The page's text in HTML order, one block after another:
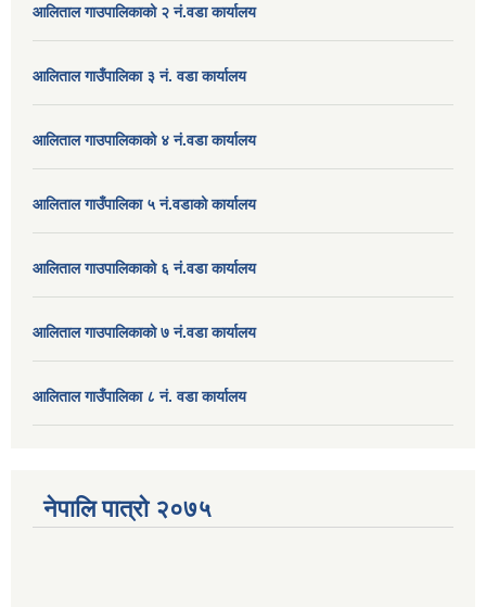
आलिताल गाउपालिकाको २ नं.वडा कार्यालय
आलिताल गाउँपालिका ३ नं. वडा कार्यालय
आलिताल गाउपालिकाको ४ नं.वडा कार्यालय
आलिताल गाउँपालिका ५ नं.वडाको कार्यालय
आलिताल गाउपालिकाको ६ नं.वडा कार्यालय
आलिताल गाउपालिकाको ७ नं.वडा कार्यालय
आलिताल गाउँपालिका ८ नं. वडा कार्यालय
नेपालि पात्रो २०७५